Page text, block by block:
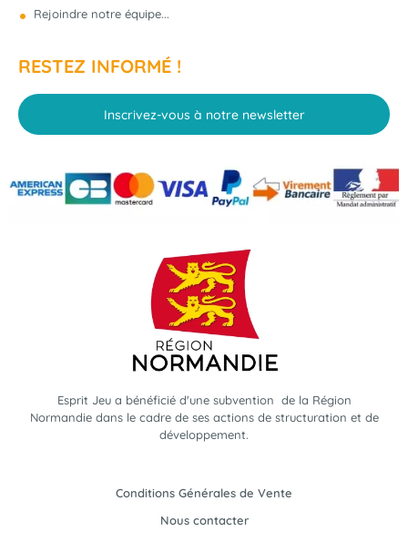
Rejoindre notre équipe...
RESTEZ INFORMÉ !
Inscrivez-vous à notre newsletter
Esprit Jeu a bénéficié d'une subvention de la Région
Normandie dans le cadre de ses actions de structuration et de
développement.
Conditions Générales de Vente
Nous contacter